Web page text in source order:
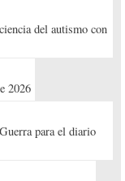
del autismo con
2026
para el diario